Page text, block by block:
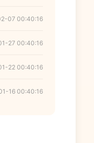
07 00:40:16
27 00:40:16
22 00:40:16
16 00:40:16